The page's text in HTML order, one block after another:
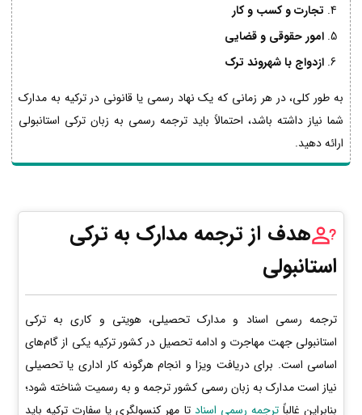
تجارت و کسب و کار
امور حقوقی و قضایی
ازدواج با شهروند ترک
به طور کلی، در هر زمانی که یک نهاد رسمی یا قانونی در ترکیه به مدارک
شما نیاز داشته باشد، احتمالاً باید ترجمه رسمی به زبان ترکی استانبولی
ارائه دهید.
هدف از ترجمه مدارک به ترکی
استانبولی
ترجمه رسمی اسناد و مدارک تحصیلی، هویتی و کاری به ترکی
استانبولی جهت مهاجرت و ادامه تحصیل در کشور ترکیه یکی از گام‌های
اساسی است. برای دریافت ویزا و انجام هرگونه کار اداری یا تحصیلی
نیاز است مدارک به زبان رسمی کشور ترجمه و به رسمیت شناخته شود؛
بنابراین غالباًترجمه رسمی اسناد تا مهر کنسولگری یا سفارت ترکیه باید